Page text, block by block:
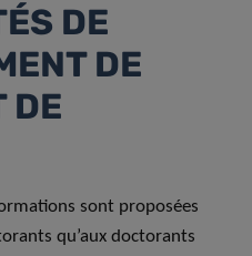
DE
DE
DE
sont proposées
qu’aux doctorants